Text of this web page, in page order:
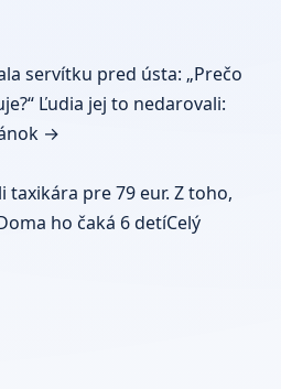
servítku pred ústa: „Prečo
Ľudia jej to nedarovali:
→
pre 79 eur. Z toho,
ho čaká 6 detíCelý